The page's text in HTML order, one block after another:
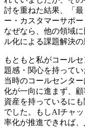
討を重ねた結果、「
ー・カスタマーサポ
なぜなら、他の領域
ル化による課題解決
もともと私がコール
題感・関心を持って
当時のコールセンタ
化が一向に進まず、
資産を持っているに
でした。もしAIチャ
率化が推進できれば